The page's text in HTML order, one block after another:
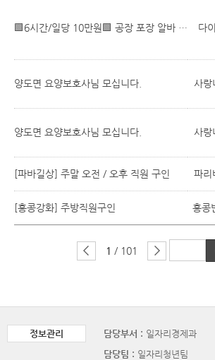
🟩6시간/일당 10만원🟩 공장 포장 알바 (통근 차량 O, 근무시간 선택) 다
양도면 요양보호사님 모십니다. 사랑
양도면 요양보호사님 모십니다. 사랑
[파바길상] 주말 오전 / 오후 직원 구인 파리
[홍콩강화] 주방직원구인 홍콩
1 / 101
정보관리 담당부서 : 일자리경제과
담당팀 : 일자리청년팀